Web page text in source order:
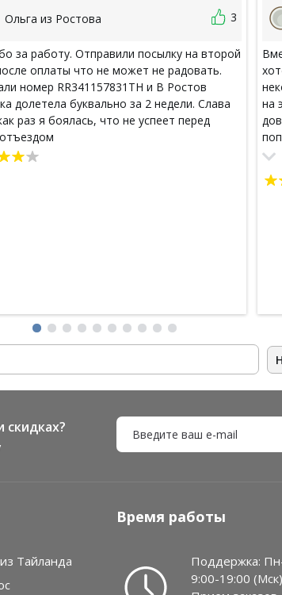
Ольга из Ростова 3
за работу. Отправили посылку на второй
оплаты что не может не радовать.
номер RR341157831TH и В Ростов
долетела буквально за 2 недели. Слава
раз я боялась, что не успеет перед
на
скидках?
Тайланда
Время работы
Поддержка:
9:00-19:00 (Мск)